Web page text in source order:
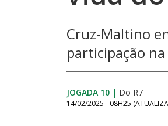
Cruz-Maltino
participação
JOGADA 10 | Do R7
14/02/2025 - 08H25